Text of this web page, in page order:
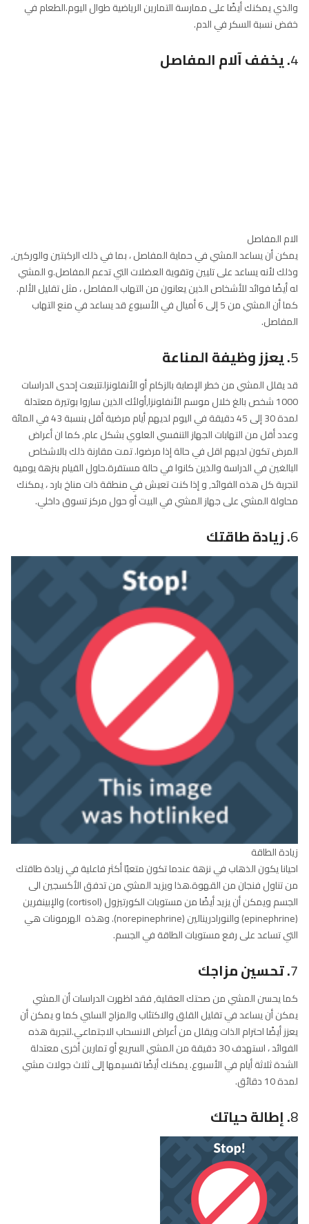
والذي يمكنك أيضًا على ممارسة التمارين الرياضية طوال اليوم.الطعام في
خفض نسبة السكر في الدم.
4. يخفف آلام المفاصل
يمكن أن يساعد المشي في حماية المفاصل ، بما في ذلك الركبتين والوركين,
وذلك لأنه يساعد على تليين وتقوية العضلات التي تدعم المفاصل.و المشي
له أيضًا فوائد للأشخاص الذين يعانون من التهاب المفاصل ، مثل تقليل الألم.
كما أن المشي من 5 إلى 6 أميال في الأسبوع قد يساعد في منع التهاب
المفاصل.
5. يعزز وظيفة المناعة
1000 شخص بالغ خلال موسم الأنفلونزا,أولئك الذين ساروا بوتيرة معتدلة
لمدة 30 إلى 45 دقيقة في اليوم لديهم أيام مرضية أقل بنسبة 43 في المائة
وعدد أقل من التهابات الجهاز التنفسي العلوي بشكل عام, كما ان أعراض
المرض تكون لديهم اقل في حالة إذا مرضوا. تمت مقارنة ذلك بالاشخاص
البالغين في الدراسة والذين كانوا في حالة مستقرة.حاول القيام بنزهة يومية
لتجربة كل هذه الفوائد, و إذا كنت تعيش في منطقة ذات مناخ بارد ، يمكنك
محاولة المشي على جهاز المشي في البيت أو حول مركز تسوق داخلي.
. زيادة طاقتك
احيانا يكون الذهاب في نزهة عندما تكون متعبًا أكثر فاعلية في زيادة طاقتك
من تناول فنجان من القهوة.هذا ويزيد المشي من تدفق الأكسجين الى
الجسم ويمكن أن يزيد أيضًا من مستويات الكورتيزول (cortisol) والإبينفرين
(epinephrine) والنورادرينالين (norepinephrine). وهذه الهرمونات هي
التي تساعد على رفع مستويات الطاقة في الجسم.
7 . تحسين مزاجك
كما يحسن المشي من صحتك العقلية, فقد اظهرت الدراسات أن المشي
يمكن أن يساعد في تقليل القلق والاكتئاب والمزاج السلبي كما و يمكن أن
يعزز أيضًا احترام الذات ويقلل من أعراض الانسحاب الاجتماعي.لتجربة هذه
الفوائد ، استهدف 30 دقيقة من المشي السريع أو تمارين أخرى معتدلة
الشدة ثلاثة أيام في الأسبوع. يمكنك أيضًا تقسيمها إلى ثلاث جولات مشي